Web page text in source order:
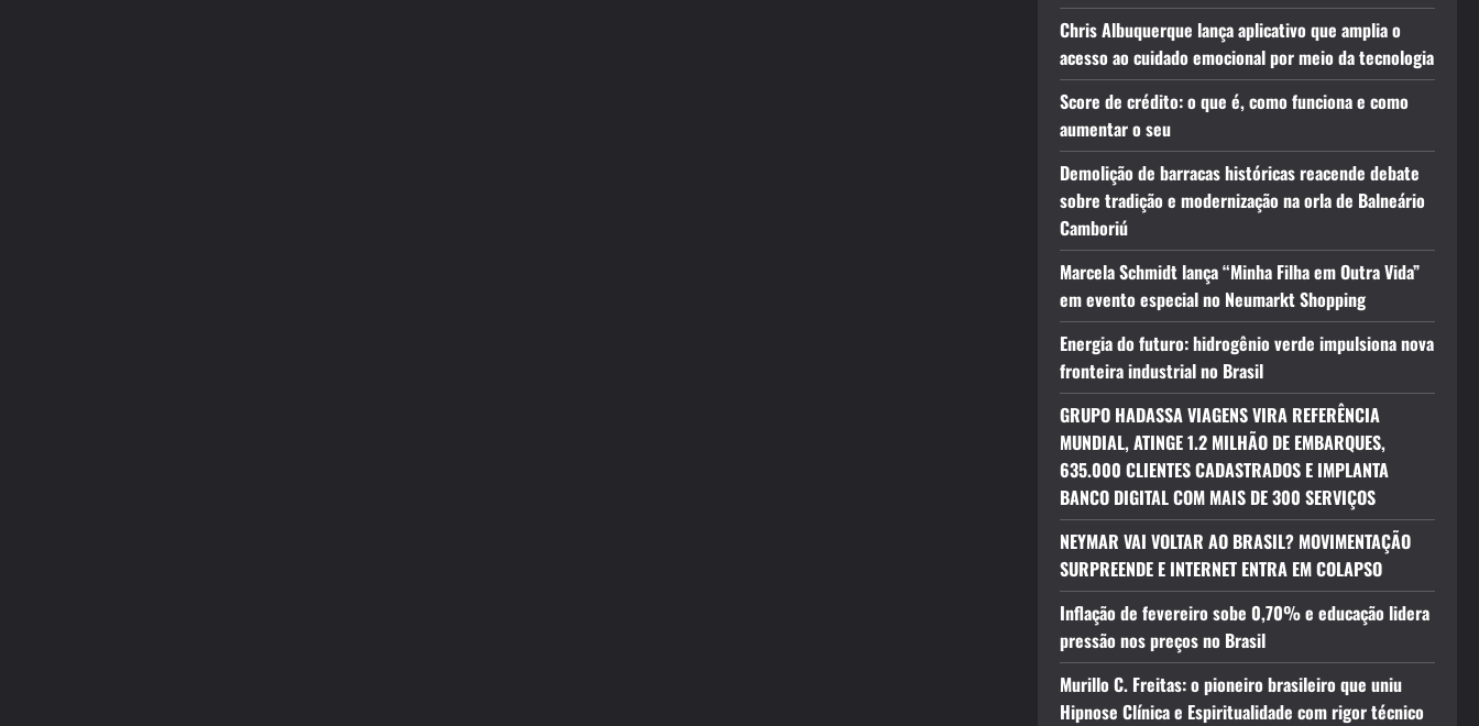
Chris Albuquerque lança aplicativo que amplia o
acesso ao cuidado emocional por meio da tecnologia
Score de crédito: o que é, como funciona e como
aumentar o seu
Demolição de barracas históricas reacende debate
sobre tradição e modernização na orla de Balneário
Camboriú
Marcela Schmidt lança “Minha Filha em Outra Vida”
em evento especial no Neumarkt Shopping
Energia do futuro: hidrogênio verde impulsiona nova
fronteira industrial no Brasil
GRUPO HADASSA VIAGENS VIRA REFERÊNCIA
MUNDIAL, ATINGE 1.2 MILHÃO DE EMBARQUES,
635.000 CLIENTES CADASTRADOS E IMPLANTA
BANCO DIGITAL COM MAIS DE 300 SERVIÇOS
NEYMAR VAI VOLTAR AO BRASIL? MOVIMENTAÇÃO
SURPREENDE E INTERNET ENTRA EM COLAPSO
Inflação de fevereiro sobe 0,70% e educação lidera
pressão nos preços no Brasil
Murillo C. Freitas: o pioneiro brasileiro que uniu
Hipnose Clínica e Espiritualidade com rigor técnico